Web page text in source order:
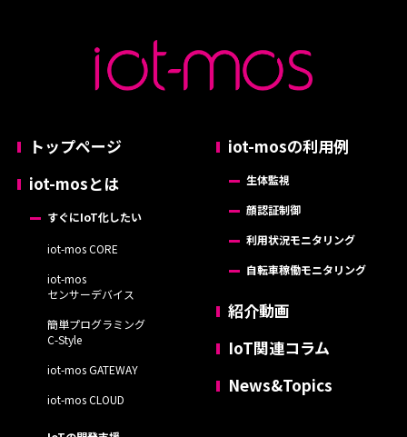
トップページ
iot-mosとは
すぐにIoT化したい
iot-mos CORE
iot-mos
センサーデバイス
簡単プログラミング
C-Style
iot-mos GATEWAY
iot-mos CLOUD
iot-mosの利用例
生体監視
顔認証制御
利用状況モニタリング
自転車稼働モニタリング
紹介動画
IoT関連コラム
News&Topics